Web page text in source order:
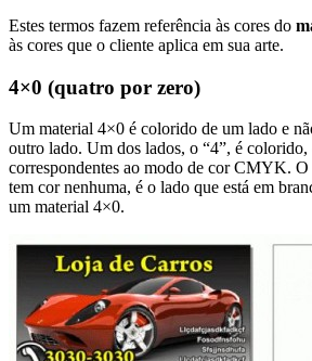
Estes termos fazem referência às cores do
às cores que o cliente aplica em sua arte.
4×0 (quatro por zero)
Um material 4×0 é colorido de um lado e
outro lado. Um dos lados, o “4”, é colorido,
correspondentes ao modo de cor CMYK.
tem cor nenhuma, é o lado que está em
um material 4×0.